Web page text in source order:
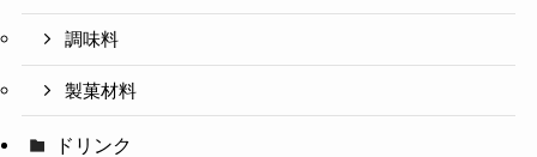
調味料
製菓材料
ドリンク